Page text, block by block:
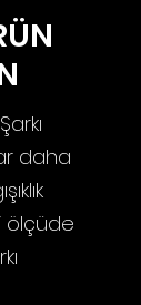
daha
ölçüde